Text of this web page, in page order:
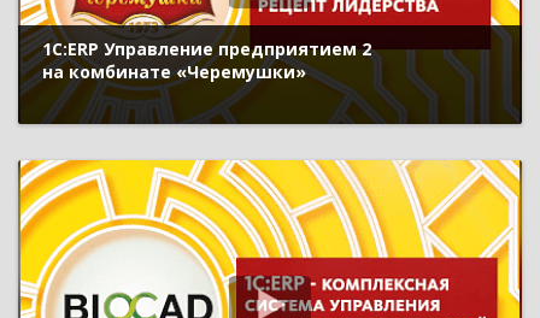
1С:ERP Управление предприятием 2
на комбинате «Черемушки»